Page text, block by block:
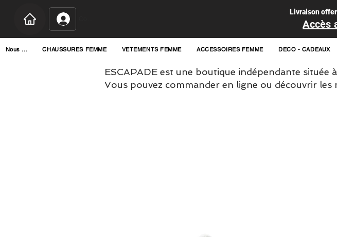
Livraison
Accès
Nous ... CHAUSSURES FEMME VETEMENTS FEMME ACCESSOIRES FEMME DECO - CADEAUX
ESCAPADE est une boutique indépendante située
Vous pouvez commander en ligne ou découvrir